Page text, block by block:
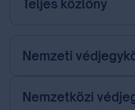
Teljes közlöny
Nemzeti
Nemzetközi